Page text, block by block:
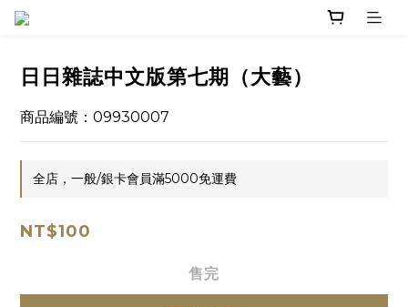
日日雜誌中文版第七期（大藝）
商品編號：09930007
全店，一般/銀卡會員滿5000免運費
NT$100
售完